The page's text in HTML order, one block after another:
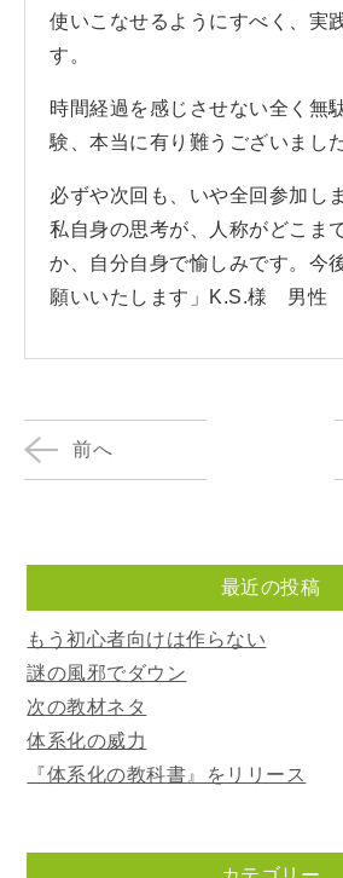
使いこなせるようにすべく、実
す。
時間経過を感じさせない全く無
験、本当に有り難うございました
必ずや次回も、いや全回参加し
私自身の思考が、人称がどこま
か、自分自身で愉しみです。今
願いいたします」K.S.様 男性
前へ
最近の投稿
もう初心者向けは作らない
謎の風邪でダウン
次の教材ネタ
体系化の威力
『体系化の教科書』をリリース